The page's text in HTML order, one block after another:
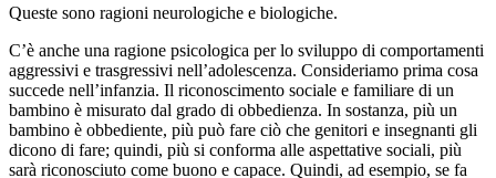
Queste sono ragioni neurologiche e biologiche.
C’è anche una ragione psicologica per lo sviluppo di comportamenti
aggressivi e trasgressivi nell’adolescenza. Consideriamo prima cosa
succede nell’infanzia. Il riconoscimento sociale e familiare di un
bambino è misurato dal grado di obbedienza. In sostanza, più un
bambino è obbediente, più può fare ciò che genitori e insegnanti gli
dicono di fare; quindi, più si conforma alle aspettative sociali, più
sarà riconosciuto come buono e capace. Quindi, ad esempio, se fa